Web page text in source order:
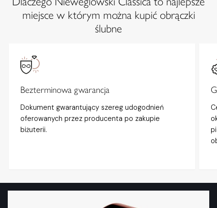
miejsce w którym można kupić obrączki
ślubne
Bezterminowa gwarancja
Dokument gwarantujący szereg udogodnień
oferowanych przez producenta po zakupie
biżuterii.